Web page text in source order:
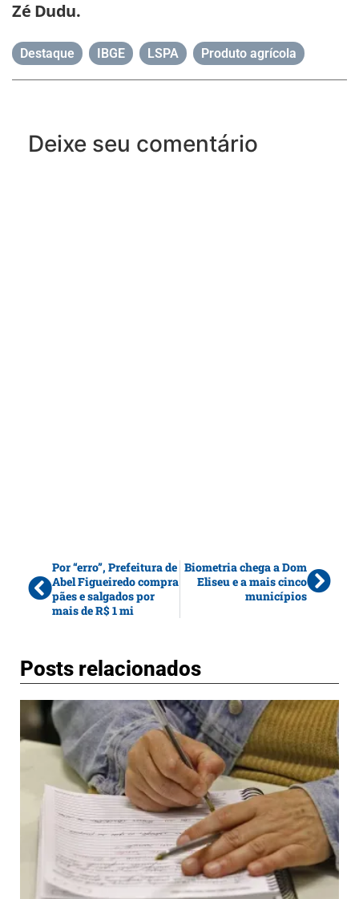
Zé Dudu.
Destaque IBGE LSPA Produto agrícola
Deixe seu comentário
Por “erro”, Prefeitura de
Abel Figueiredo compra
pães e salgados por
mais de R$ 1 mi
Biometria chega a Dom
Eliseu e a mais cinco
municípios
Posts relacionados